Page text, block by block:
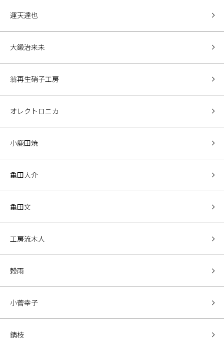
運天達也
大鍛治来未
翁再生硝子工房
オレクトロニカ
小鹿田焼
亀田大介
亀田文
工房流木人
穀雨
小菅幸子
錆枝